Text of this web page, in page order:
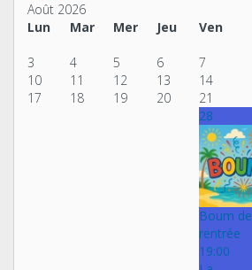
Août 2026
Lun
Mar Mer Jeu Ven
3
4 5 6 7
10
11 12 13 14
17
18 19 20 21
28
Boum de
rentrée
19:00